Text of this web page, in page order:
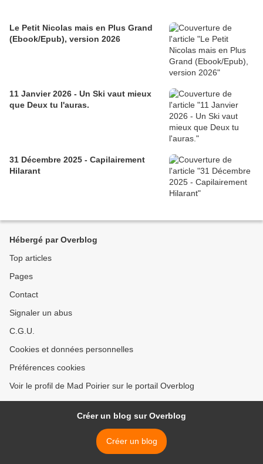
Le Petit Nicolas mais en Plus Grand
(Ebook/Epub), version 2026
11 Janvier 2026 - Un Ski vaut mieux
que Deux tu l'auras.
31 Décembre 2025 - Capilairement
Hilarant
Hébergé par Overblog
Top articles
Pages
Contact
Signaler un abus
C.G.U.
Cookies et données personnelles
Préférences cookies
Voir le profil de Mad Poirier sur le portail Overblog
Créer un blog sur Overblog
Créer un blog